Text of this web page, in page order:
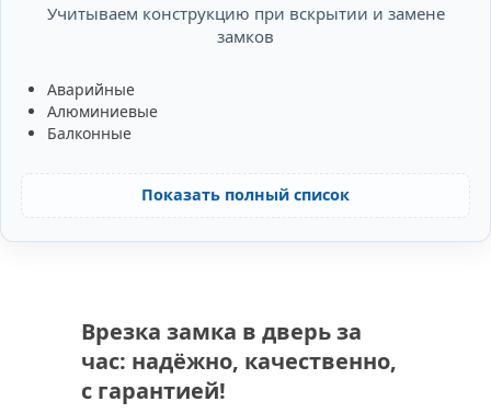
Учитываем конструкцию при вскрытии и замене
замков
Аварийные
Алюминиевые
Балконные
Показать полный список
Врезка замка в дверь за
час: надёжно, качественно,
с гарантией!